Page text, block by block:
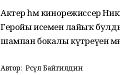
Актер һәм кинорежиссер
Геройы исеменә лайыҡ
шампан бокалы күтәреүен
Автор: Рәсүл Байгилдин